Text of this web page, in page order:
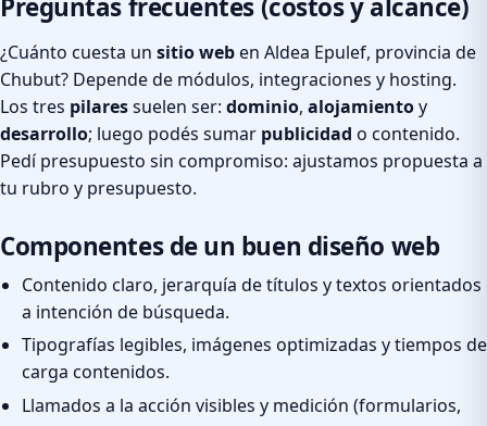
Preguntas frecuentes (costos y alcance)
¿Cuánto cuesta un sitio weben Aldea Epulef, provincia de
Chubut? Depende de módulos, integraciones y hosting.
Los tres pilaressuelen ser: dominio, alojamientoy
desarrollo; luego podés sumar publicidad o contenido.
Pedí presupuesto sin compromiso: ajustamos propuesta a
tu rubro y presupuesto.
Componentes de un buen diseño web
Contenido claro, jerarquía de títulos y textos orientados
a intención de búsqueda.
Tipografías legibles, imágenes optimizadas y tiempos de
carga contenidos.
Llamados a la acción visibles y medición (formularios,